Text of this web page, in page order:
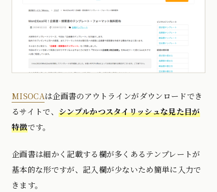
MISOCAは企画書のアウトラインがダウンロードでき
るサイトで、 シンプルかつスタイリッシュな見た目が
特徴です。
企画書は細かく記載する欄が多くあるテンプレートが
基本的な形ですが、記入欄が少ないため簡単に入力で
きます。